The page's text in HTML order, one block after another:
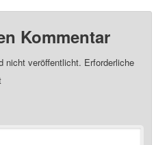
Kommentar
nicht veröffentlicht. Erforderliche